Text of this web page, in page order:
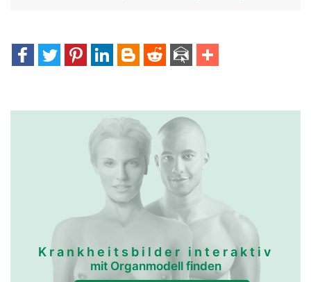
Krankheitsbilder interaktiv
mit Organmodell finden